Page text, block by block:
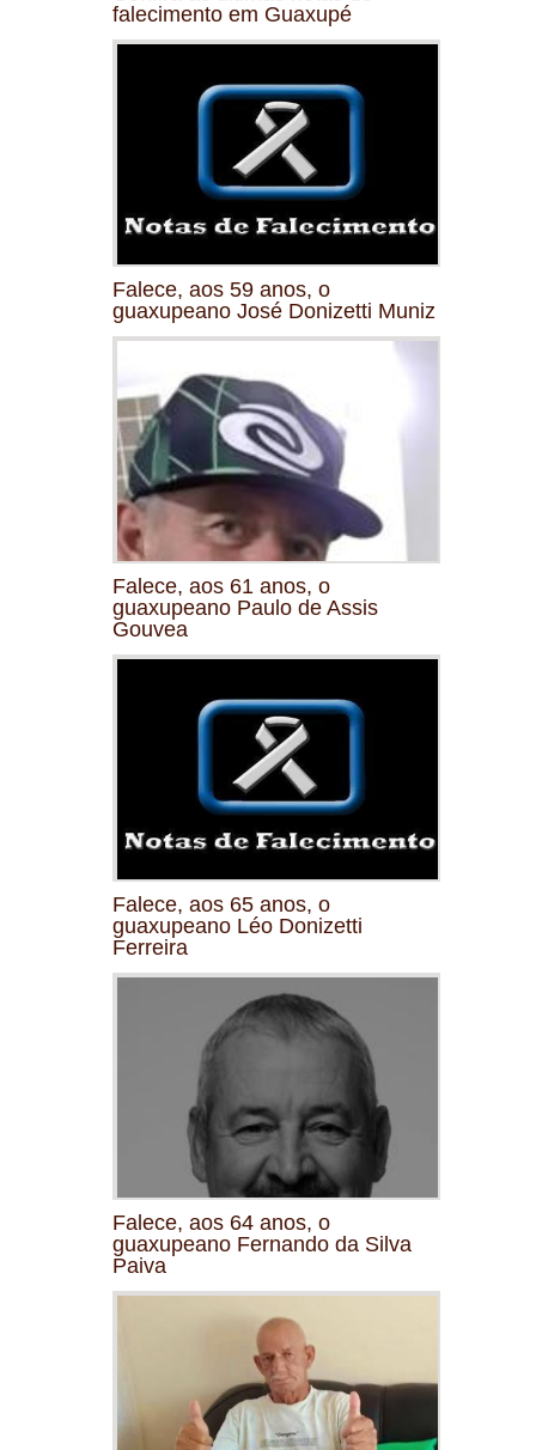
falecimento em Guaxupé
Falece, aos 59 anos, o
guaxupeano José Donizetti Muniz
Falece, aos 61 anos, o
guaxupeano Paulo de Assis
Gouvea
Falece, aos 65 anos, o
guaxupeano Léo Donizetti
Ferreira
Falece, aos 64 anos, o
guaxupeano Fernando da Silva
Paiva